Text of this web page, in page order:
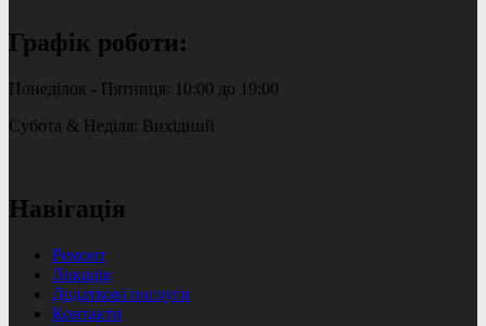
Графік роботи:
Понеділок - Пятниця: 10:00 до 19:00
Субота & Неділя: Вихідний
Навігація
Ремонт
Локація
Додаткові послуги
Контакти